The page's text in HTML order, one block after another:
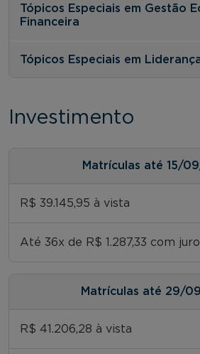
Tópicos Especiais em Gestão
Financeira
Tópicos Especiais em
Investimento
Matrículas até 15/
R$ 39.145,95 à vista
Até 36x de R$ 1.287,33 com
Matrículas até 29/
R$ 41.206,28 à vista